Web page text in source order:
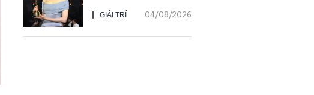
GIẢI TRÍ 04/08/2026
Go Eun chiến thắng
Daesang, niềm vui
nhân đôi của Park Bo